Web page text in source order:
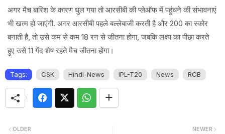
अगर मैच बारिश के कारण धुल गया तो आरसीबी की प्लेऑफ में पहुंचने की संभावनाएं
भी खत्म हो जाएंगी. अगर आरसीबी पहले बल्लेबाजी करती है और 200 का स्कोर
बनाती है, तो उसे कम से कम 18 रन से जीतना होगा, जबकि लक्ष्य का पीछा करते
हुए उसे 11 गेंद शेष रहते मैच जीतना होगा।
Tags: CSK Hindi-News IPL-T20 News RCB
NEWER
OLDER